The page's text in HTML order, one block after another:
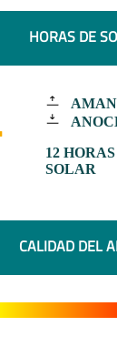
HORAS DE
12
SOLAR
CALIDAD DEL